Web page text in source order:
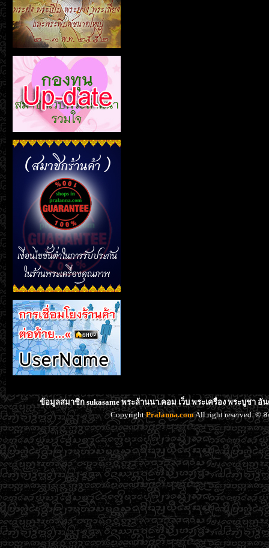
ข้อมูลสมาชิก sukasame พระล้านนา.คอม เว็บ พระเครื่อง พระบูชา
CopyrightPralanna.comAll right reserved. ©